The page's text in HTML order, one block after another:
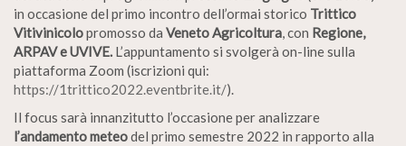
in occasione del primo incontro dell’ormai storico Trittico
Vitivinicolopromosso da Veneto Agricoltura, con Regione,
ARPAV e UVIVE. L’appuntamento si svolgerà on-line sulla
piattaforma Zoom (iscrizioni qui:
https://1trittico2022.eventbrite.it/).
Il focus sarà innanzitutto l’occasione per analizzare
l’andamento meteodel primo semestre 2022 in rapporto alla